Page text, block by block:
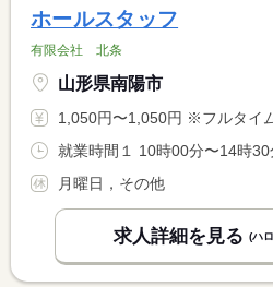
ホールスタッフ
有限会社 北条
山形県南陽市
1,050円〜1,050円 ※フルタイム求人の場合は月額（換算額）
月曜日，その他
求人詳細を見る (ハ